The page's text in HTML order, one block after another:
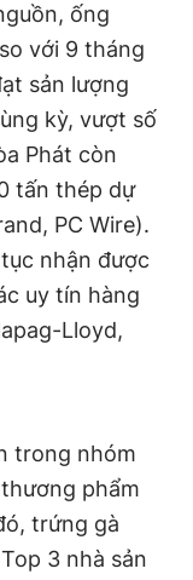
ống
với 9 tháng
sản lượng
kỳ, vượt số
Phát còn
tấn thép dự
PC Wire).
nhận được
uy tín hàng
Lloyd,
trong nhóm
phẩm
trứng gà
3 nhà sản